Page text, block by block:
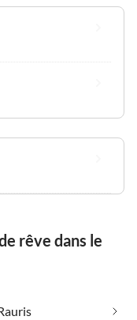
rêve dans le